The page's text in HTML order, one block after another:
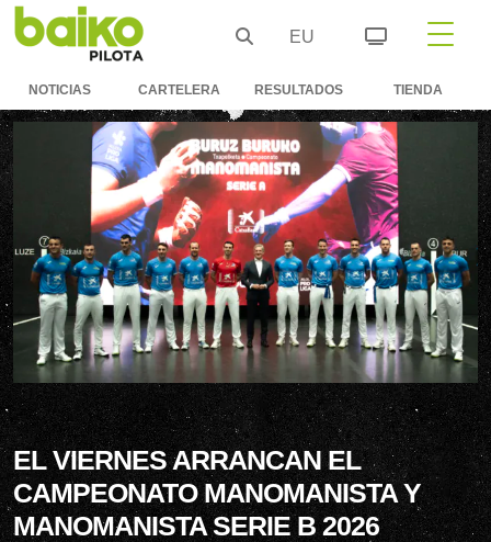
EU
NOTICIAS CARTELERA RESULTADOS TIENDA
EL VIERNES ARRANCAN EL
CAMPEONATO MANOMANISTA Y
MANOMANISTA SERIE B 2026